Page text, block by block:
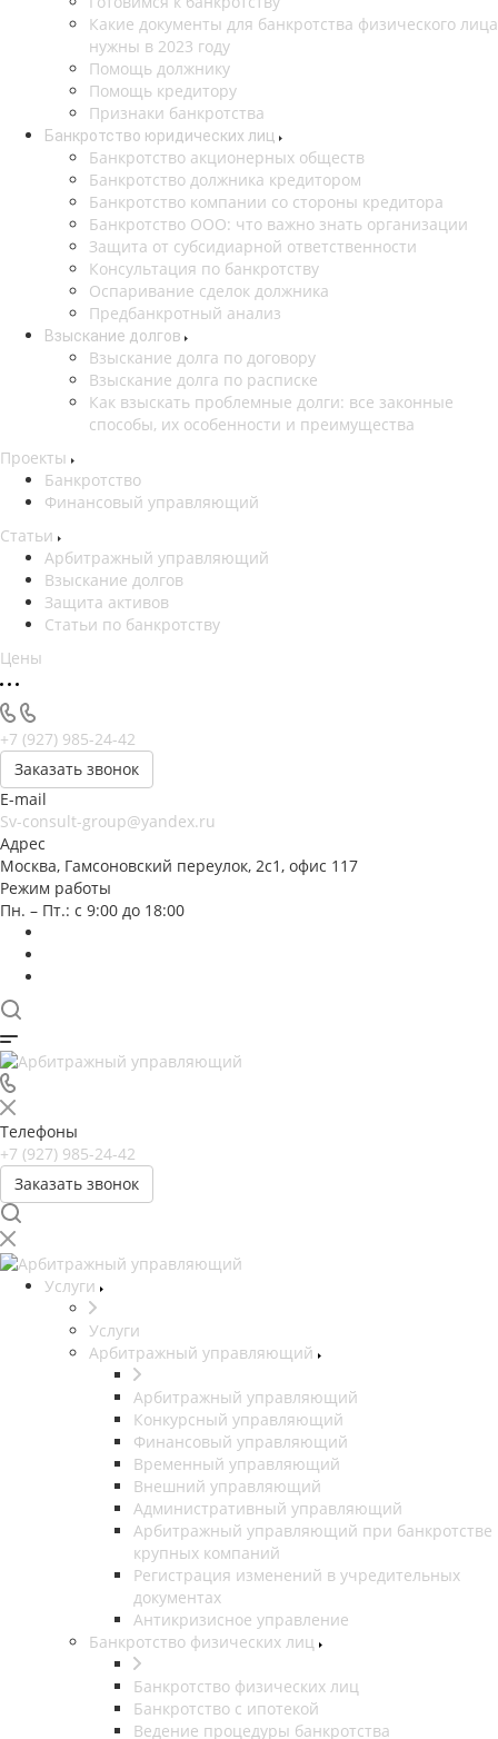
Какие документы для банкротства физического лица
нужны в 2023 году
Помощь должнику
Помощь кредитору
Признаки банкротства
Банкротство юридических лиц
Банкротство акционерных обществ
Банкротство должника кредитором
Банкротство компании со стороны кредитора
Банкротство ООО: что важно знать организации
Защита от субсидиарной ответственности
Консультация по банкротству
Оспаривание сделок должника
Предбанкротный анализ
Взыскание долгов
Взыскание долга по договору
Взыскание долга по расписке
Как взыскать проблемные долги: все законные
способы, их особенности и преимущества
Проекты
Банкротство
Финансовый управляющий
Статьи
Арбитражный управляющий
Взыскание долгов
Защита активов
Статьи по банкротству
Цены
+7 (927) 985-24-42
Заказать звонок
E-mail
Sv-consult-group@yandex.ru
Адрес
Москва, Гамсоновский переулок, 2с1, офис 117
Режим работы
Пн. – Пт.: с 9:00 до 18:00
Телефоны
+7 (927) 985-24-42
Заказать звонок
Услуги
Услуги
Арбитражный управляющий
Арбитражный управляющий
Конкурсный управляющий
Финансовый управляющий
Временный управляющий
Внешний управляющий
Административный управляющий
Арбитражный управляющий при банкротстве
крупных компаний
Регистрация изменений в учредительных
документах
Антикризисное управление
Банкротство физических лиц
Банкротство физических лиц
Банкротство с ипотекой
Ведение процедуры банкротства